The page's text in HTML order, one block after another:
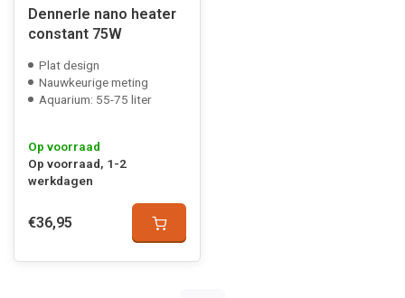
Dennerle nano heater
constant 75W
Plat design
Nauwkeurige meting
Aquarium: 55-75 liter
Op voorraad
Op voorraad, 1-2
werkdagen
€36,95